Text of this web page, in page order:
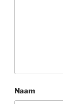
Naam